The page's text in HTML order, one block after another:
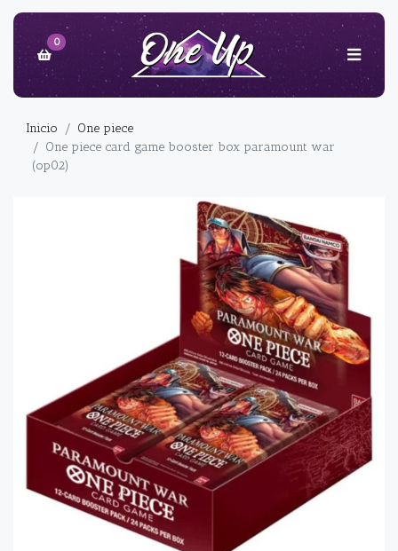
0
Inicio
One piece
One piece card game booster box paramount war
(op02)